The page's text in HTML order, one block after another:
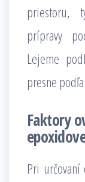
priestoru,
prípravy
Lejeme
presne
Faktory
Pri určovaní